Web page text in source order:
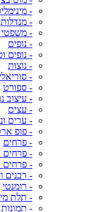
-
- מנדלות
-
- נופים
- נופים
- נוצות
-
- ספורט
- עיצוב
- עצים
- ערים
- פופ
- פרחים
- פרחים
- פרחים
- רבנים
- רומנטי
- תלת
-